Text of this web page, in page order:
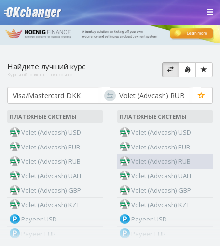
Найдите лучший курс
Курсы обновлены: только что
ПЛАТЕЖНЫЕ СИСТЕМЫ
Volet (Advcash) USD
Volet (Advcash) EUR
Volet (Advcash) RUB
Volet (Advcash) UAH
Volet (Advcash) GBP
Volet (Advcash) KZT
Payeer USD
Payeer EUR
ПЛАТЕЖНЫЕ СИСТЕМЫ
Volet (Advcash) USD
Volet (Advcash) EUR
Volet (Advcash) RUB
Volet (Advcash) UAH
Volet (Advcash) GBP
Volet (Advcash) KZT
Payeer USD
Payeer EUR